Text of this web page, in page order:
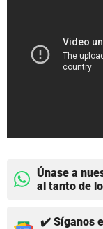
Únase a
al tanto de
✔️ Síganos